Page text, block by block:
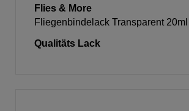
Flies & More
Fliegenbindelack Transparent 20ml
Qualitäts Lack